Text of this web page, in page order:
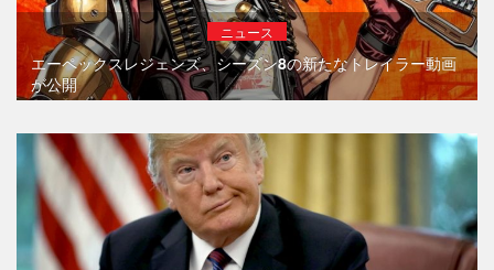
ニュース
エーペックスレジェンズ、シーズン8の新たなトレイラー動画
が公開